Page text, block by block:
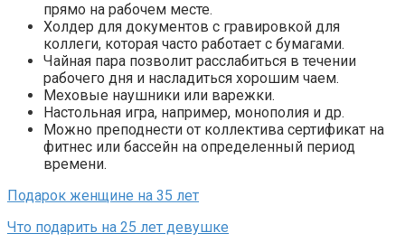
прямо на рабочем месте.
Холдер для документов с гравировкой для
коллеги, которая часто работает с бумагами.
Чайная пара позволит расслабиться в течении
рабочего дня и насладиться хорошим чаем.
Меховые наушники или варежки.
Настольная игра, например, монополия и др.
Можно преподнести от коллектива сертификат на
фитнес или бассейн на определенный период
времени.
Подарок женщине на 35 лет
Что подарить на 25 лет девушке